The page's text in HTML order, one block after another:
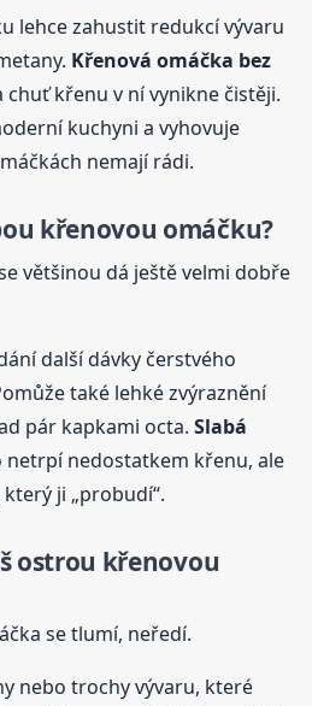
lehce zahustit redukcí vývaru
Křenová omáčka bez
chuť křenu v ní vynikne čistěji.
kuchyni a vyhovuje
nemají rádi.
křenovou omáčku?
většinou dá ještě velmi dobře
další dávky čerstvého
také lehké zvýraznění
pár kapkami octa.Slabá
netrpí nedostatkem křenu, ale
ji „probudí“.
ostrou křenovou
se tlumí, neředí.
nebo trochy vývaru, které